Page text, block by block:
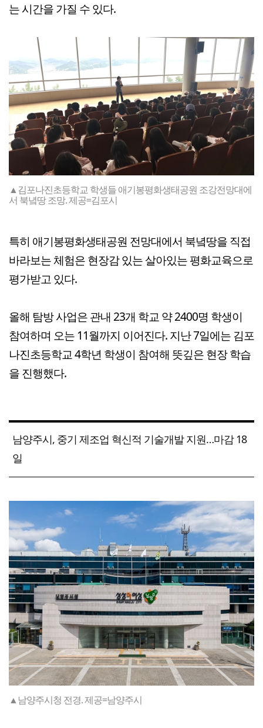
는 시간을 가질 수 있다.
▲김포나진초등학교 학생들 애기봉평화생태공원 조강전망대에
서 북녘땅 조망. 제공=김포시
특히 애기봉평화생태공원 전망대에서 북녘땅을 직접
바라보는 체험은 현장감 있는 살아있는 평화교육으로
평가받고 있다.
올해 탐방 사업은 관내 23개 학교 약 2400명 학생이
참여하며 오는 11월까지 이어진다. 지난 7일에는 김포
나진초등학교 4학년 학생이 참여해 뜻깊은 현장 학습
을 진행했다.
남양주시, 중기 제조업 혁신적 기술개발 지원…마감 18
일
▲남양주시청 전경. 제공=남양주시